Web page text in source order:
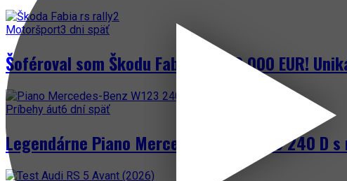
Motoršport3 dni späť
Šoféroval som Škodu Fabia za 300 000 EUR!
Príbehy áut6 dní späť
Legendárne Piano Mercedes-Benz W123 240 D